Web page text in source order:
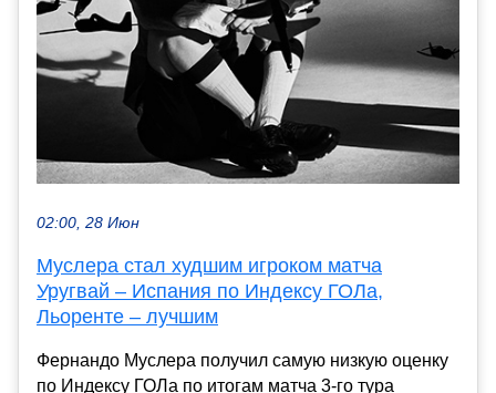
02:00, 28 Июн
Муслера стал худшим игроком матча
Уругвай – Испания по Индексу ГОЛа,
Льоренте – лучшим
Фернандо Муслера получил самую низкую оценку
по Индексу ГОЛа по итогам матча 3-го тура